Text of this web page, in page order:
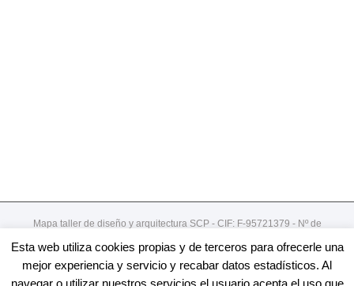
Mapa taller de diseño y arquitectura SCP - CIF: F-95721379 - Nº de
Gordoniz 44, 5º - dto 7- 48002 - Bilbao / 94 4078913
Esta web utiliza cookies propias y de terceros para ofrecerle una
mejor experiencia y servicio y recabar datos estadísticos. Al
navegar o utilizar nuestros servicios el usuario acepta el uso que